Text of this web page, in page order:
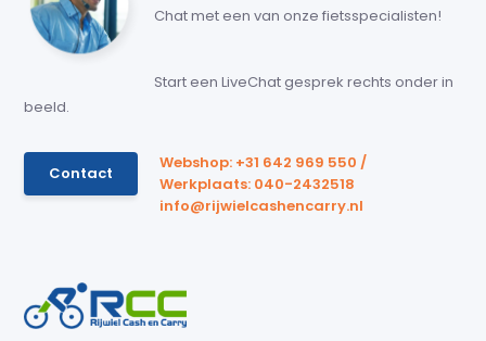
Chat met een van onze fietsspecialisten!
Start een LiveChat gesprek rechts onder in
beeld.
Contact
Webshop: +31 642 969 550 /
Werkplaats: 040-2432518
info@rijwielcashencarry.nl